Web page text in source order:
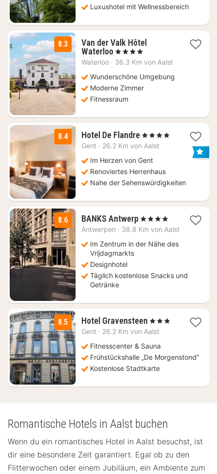
Luxushotel mit Wellnessbereich
8.3
Van der Valk Hôtel
Waterloo1
Nacht
90
€
, 4 Sterne
Waterloo · 36.3 Km von Aalst
Wunderschöne Umgebung
Moderne Zimmer
Fitnessraum
8.4 Hotel De Flandre1
Nacht
110
€
, 4 Sterne
Gent · 26.2 Km von Aalst
Im Herzen von Gent
Renoviertes Herrenhaus
Nahe der Sehenswürdigkeiten
8.6 BANKS Antwerp1
Nacht
114,30
, 4 Sterne
Antwerpen · 38.8 Km von Aalst
Im Zentrum in der Nähe des
Vrijdagmarkts
Designhotel
Täglich kostenlose Snacks und
Getränke
8.5 Hotel Gravensteen 1
Nacht
109
€
, 3 Sterne
Gent · 26.2 Km von Aalst
Fitnesscenter & Sauna
Frühstückshalle „De Morgenstond“
Kostenlose Stadtkarte
Romantische Hotels in Aalst buchen
Wenn du ein romantisches Hotel in Aalst besuchst, ist
dir eine besondere Zeit garantiert. Egal ob zu den
Flitterwochen oder einem Jubiläum, ein Ambiente zum